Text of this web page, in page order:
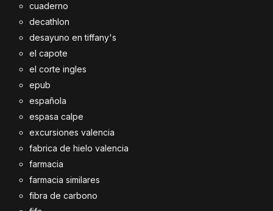
cuaderno
decathlon
desayuno en tiffany's
el capote
el corte ingles
epub
española
espasa calpe
excursiones valencia
fabrica de hielo valencia
farmacia
farmacia similares
fibra de carbono